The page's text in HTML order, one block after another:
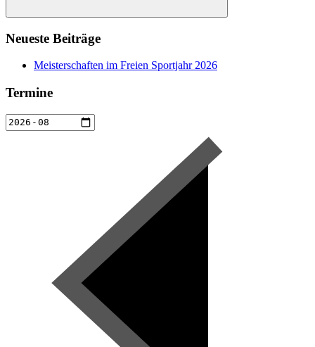
Suchen
Neueste Beiträge
Meisterschaften im Freien Sportjahr 2026
Termine